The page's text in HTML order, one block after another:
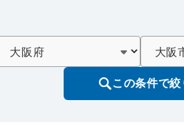
この条件で絞